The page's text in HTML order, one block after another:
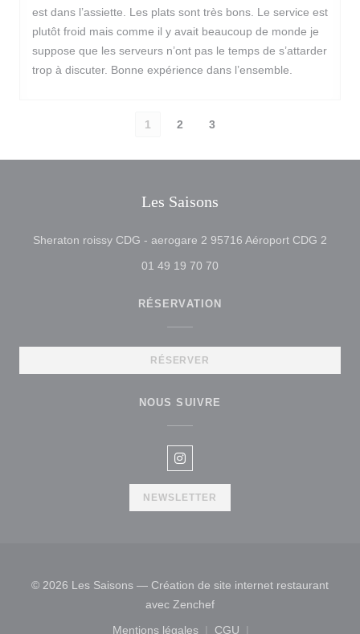
est dans l’assiette. Les plats sont très bons. Le service est
plutôt froid mais comme il y avait beaucoup de monde je
suppose que les serveurs n’ont pas le temps de s’attarder
trop à discuter. Bonne expérience dans l’ensemble.
1 2 3
Les Saisons
Sheraton roissy CDG - aerogare 2 95716 Aéroport CDG 2
01 49 19 70 70
RÉSERVATION
RÉSERVER
NOUS SUIVRE
Instagram ((ouvre une nouvelle
NEWSLETTER
© 2026 Les Saisons — Création de site internet restaurant
avec Zenchef((ouvre une nouvelle
Mentions légales CGU